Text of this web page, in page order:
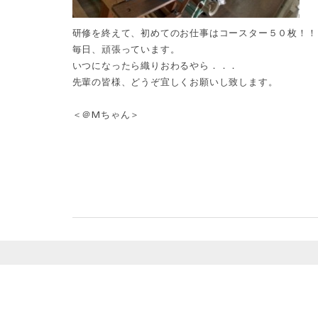
研修を終えて、初めてのお仕事はコースター５０枚！！
毎日、頑張っています。
いつになったら織りおわるやら．．．
先輩の皆様、どうぞ宜しくお願いし致します。
＜＠Mちゃん＞